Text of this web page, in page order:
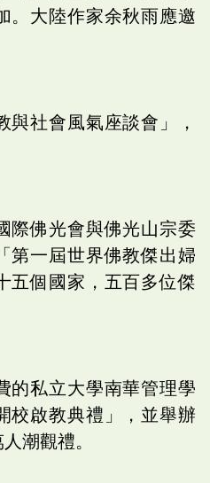
。大陸作家余秋雨應邀
與社會風氣座談會」，
際佛光會與佛光山宗委
第一屆世界佛教傑出婦
五個國家，五百多位傑
的私立大學南華管理學
校啟教典禮」，並舉辦
潮觀禮。